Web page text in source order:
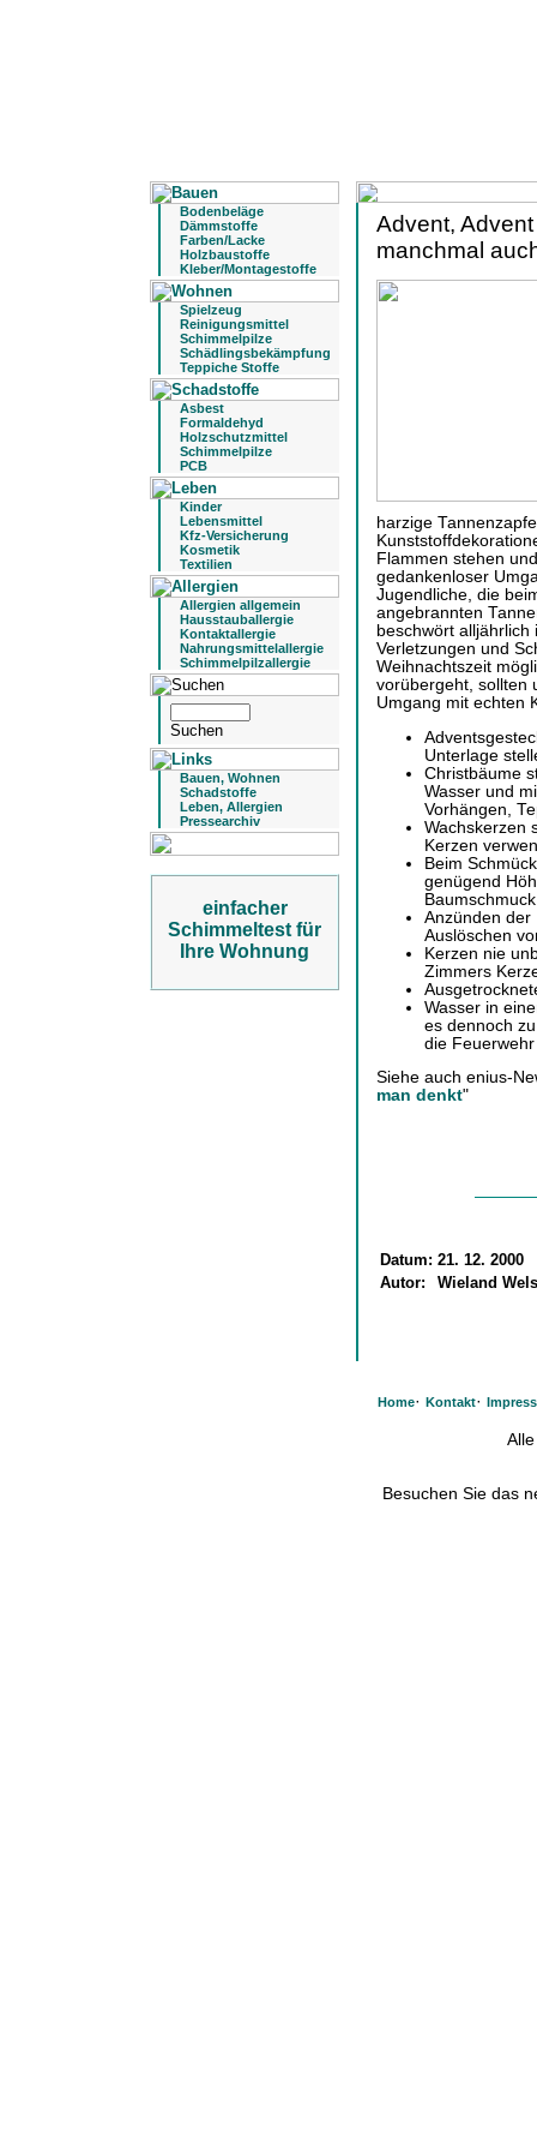
Bodenbeläge
Dämmstoffe
Farben/Lacke
Holzbaustoffe
Kleber/Montagestoffe
Spielzeug
Reinigungsmittel
Schimmelpilze
Schädlingsbekämpfung
Teppiche Stoffe
Asbest
Formaldehyd
Holzschutzmittel
Schimmelpilze
PCB
Kinder
Lebensmittel
Kfz-Versicherung
Kosmetik
Textilien
Allergien allgemein
Hausstauballergie
Kontaktallergie
Nahrungsmittelallergie
Schimmelpilzallergie
Bauen, Wohnen
Schadstoffe
Leben, Allergien
Pressearchiv
einfacher
Schimmeltest für
Ihre Wohnung
Advent,
manchmal
harzige
Flammen stehen
gedankenloser
Jugendliche, die
angebrannten
beschwört
Verletzungen und
Weihnachtszeit
vorübergeht, sollten
Umgang mit echten
Unterlage
Christbäume
Wasser und
Vorhängen,
Wachskerzen
Kerzen
Beim
genügend
Anzünden der
Auslöschen
Kerzen nie
Zimmers
Wasser in
es dennoch
die
Siehe auch enius-
man denkt"
Datum: 21. 12. 2000
Autor:
Wieland
Home· Kontakt·
Besuchen Sie das